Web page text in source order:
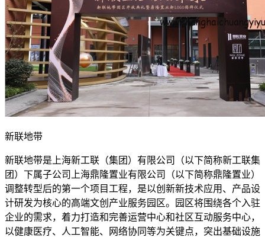
新联地带
新联地带是上海新工联（集团）有限公司（以下简称新工联集
团）下属子公司上海鼎隆置业有限公司（以下简称鼎隆置业）
调整转型后的第一个项目工程，是以创新新技术应用、产品设
计研发为核心的高端文创产业服务园区。园区将围绕各个入驻
企业的需求，着力打造和完善运营中心和社区互动服务中心，
以健康医疗、人工智能、网络协同等为关键点，突出基础设施